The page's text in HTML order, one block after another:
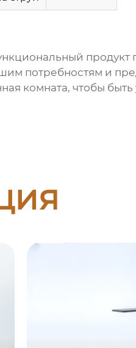
продукт
потребностям и
комната, чтобы быть